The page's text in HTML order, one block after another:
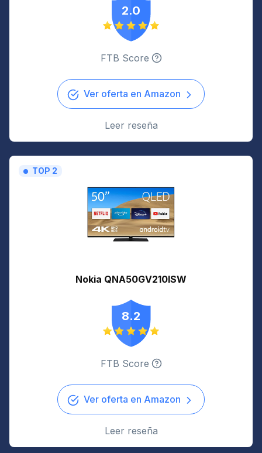
2.0
FTB Score
Ver oferta en Amazon
Leer reseña
TOP 2
Nokia QNA50GV210ISW
8.2
FTB Score
Ver oferta en Amazon
Leer reseña